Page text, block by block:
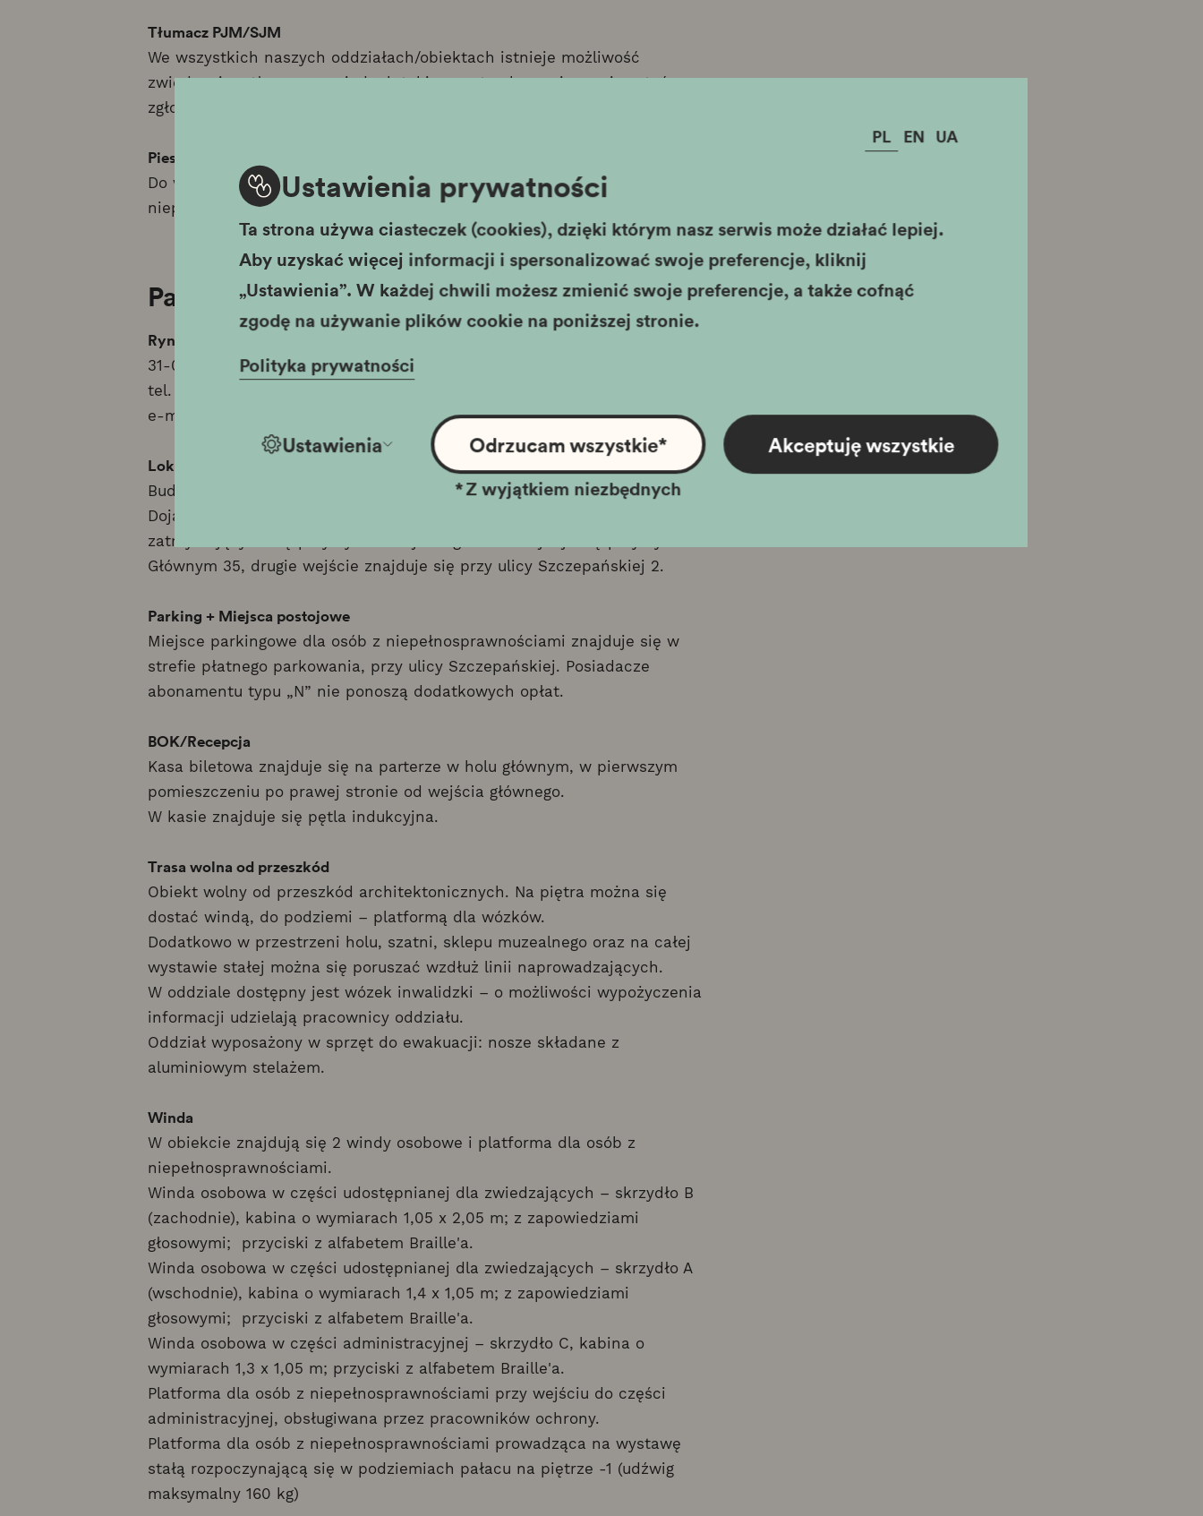
PL EN UA
Ustawienia prywatności
Ta strona używa ciasteczek (cookies), dzięki którym nasz serwis może działać lepiej.
Aby uzyskać więcej informacji i spersonalizować swoje preferencje, kliknij
„Ustawienia”. W każdej chwili możesz zmienić swoje preferencje, a także cofnąć
zgodę na używanie plików cookie na poniższej stronie.
Polityka prywatności
Ustawienia Odrzucam wszystkie* Akceptuję wszystkie
*Z wyjątkiem niezbędnych
Tłumacz PJM/SJM
We wszystkich naszych oddziałach/obiektach istnieje możliwość
zwiedzania z tłumaczem, jednak takie zapotrzebowanie musi zostać
zgłoszone wcześniej.
Pies asystujący
Do wszystkich naszych oddziałów/obiektów zapraszamy osoby z
niepełnosprawnościami razem z psami asystującymi.
Pałac Krzysztofory
Rynek Główny 35 (wejście od ul. Szczepańskiej 2), 31-011 Kraków
31-011 Kraków
tel. (+48) 12 619-23-35
e-mail:
krzysztofory@muzeumkrakowa.pl
Lokalizacja i dojazd
Budynek zlokalizowany jest na Rynku Głównym w Krakowie.
Dojazd możliwy jest wszystkimi liniami tramwajowymi oraz autobusowymi
zatrzymującymi się przy Rynku. Wejście główne znajduje się przy Rynku
Głównym 35, drugie wejście znajduje się przy ulicy Szczepańskiej 2.
Parking + Miejsca postojowe
Miejsce parkingowe dla osób z niepełnosprawnościami znajduje się w
strefie płatnego parkowania, przy ulicy Szczepańskiej. Posiadacze
abonamentu typu „N” nie ponoszą dodatkowych opłat.
BOK/Recepcja
Kasa biletowa znajduje się na parterze w holu głównym, w pierwszym
pomieszczeniu po prawej stronie od wejścia głównego.
W kasie znajduje się pętla indukcyjna.
Trasa wolna od przeszkód
Obiekt wolny od przeszkód architektonicznych. Na piętra można się
dostać windą, do podziemi – platformą dla wózków.
Dodatkowo w przestrzeni holu, szatni, sklepu muzealnego oraz na całej
wystawie stałej można się poruszać wzdłuż linii naprowadzających.
W oddziale dostępny jest wózek inwalidzki – o możliwości wypożyczenia
informacji udzielają pracownicy oddziału.
Oddział wyposażony w sprzęt do ewakuacji: nosze składane z
aluminiowym stelażem.
Winda
W obiekcie znajdują się 2 windy osobowe i platforma dla osób z
niepełnosprawnościami.
Winda osobowa w części udostępnianej dla zwiedzających – skrzydło B
(zachodnie), kabina o wymiarach 1,05 x 2,05 m; z zapowiedziami
głosowymi; przyciski z alfabetem Braille'a.
Winda osobowa w części udostępnianej dla zwiedzających – skrzydło A
(wschodnie), kabina o wymiarach 1,4 x 1,05 m; z zapowiedziami
głosowymi; przyciski z alfabetem Braille'a.
Winda osobowa w części administracyjnej – skrzydło C, kabina o
wymiarach 1,3 x 1,05 m; przyciski z alfabetem Braille'a.
Platforma dla osób z niepełnosprawnościami przy wejściu do części
administracyjnej, obsługiwana przez pracowników ochrony.
Platforma dla osób z niepełnosprawnościami prowadząca na wystawę
stałą rozpoczynającą się w podziemiach pałacu na piętrze -1 (udźwig
maksymalny 160 kg)